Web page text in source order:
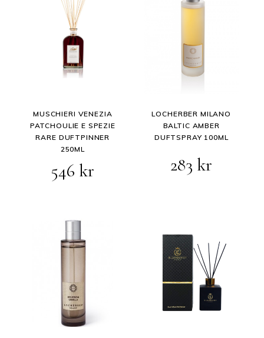
MUSCHIERI VENEZIA
PATCHOULIE E SPEZIE
RARE DUFTPINNER
250ML
546kr
LOCHERBER MILANO
BALTIC AMBER
DUFTSPRAY 100ML
283kr